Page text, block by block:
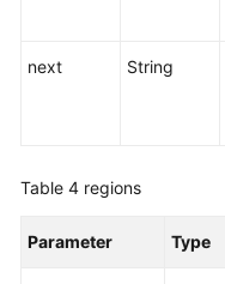
next String
Table 4 regions
Parameter Type